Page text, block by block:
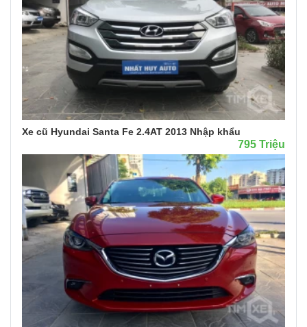
Xe cũ Hyundai Santa Fe 2.4AT 2013 Nhập khẩu
795 Triệu